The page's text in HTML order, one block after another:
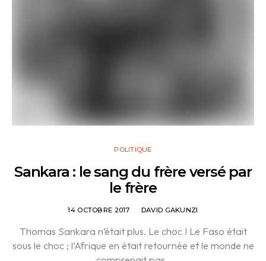
POLITIQUE
Sankara : le sang du frère versé par
le frère
14 OCTOBRE 2017 DAVID GAKUNZI
Thomas Sankara n’était plus. Le choc ! Le Faso était
sous le choc ; l’Afrique en était retournée et le monde ne